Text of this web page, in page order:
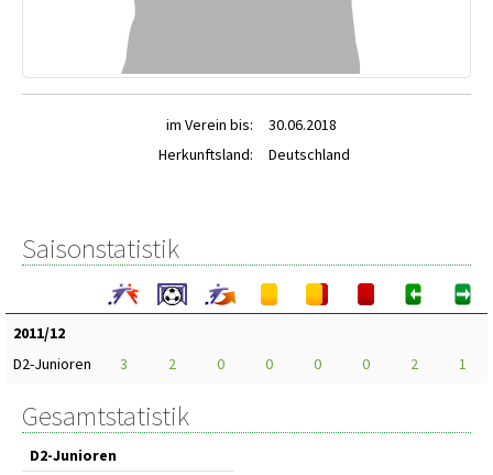
im Verein bis:
30.06.2018
Herkunftsland:
Deutschland
Saisonstatistik
2011/12
D2-Junioren
3 2 0 0 0 0 2 1
Gesamtstatistik
D2-Junioren